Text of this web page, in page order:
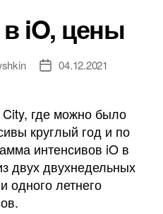
iO, цены
Дата04.12.2021
где можно было
круглый год и по
интенсивов iO в
двух двухнедельных
одного летнего